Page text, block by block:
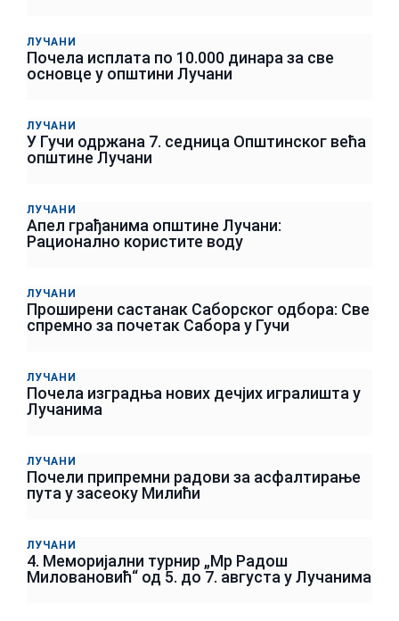
ЛУЧАНИ
Почела исплата по 10.000 динара за све
основце у општини Лучани
ЛУЧАНИ
У Гучи одржана 7. седница Општинског већа
општине Лучани
ЛУЧАНИ
Апел грађанима општине Лучани:
Рационално користите воду
ЛУЧАНИ
Проширени састанак Саборског одбора: Све
спремно за почетак Сабора у Гучи
ЛУЧАНИ
Почела изградња нових дечјих игралишта у
Лучанима
ЛУЧАНИ
Почели припремни радови за асфалтирање
пута у засеоку Милићи
ЛУЧАНИ
4. Меморијални турнир „Мр Радош
Миловановић“ од 5. до 7. августа у Лучанима